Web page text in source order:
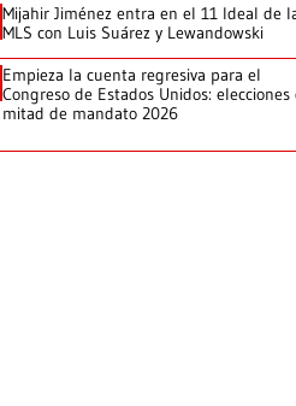
Mijahir Jiménez entra en el 11 Ideal de
MLS con Luis Suárez y Lewandowski
Empieza la cuenta regresiva para el
Congreso de Estados Unidos: elecciones
mitad de mandato 2026